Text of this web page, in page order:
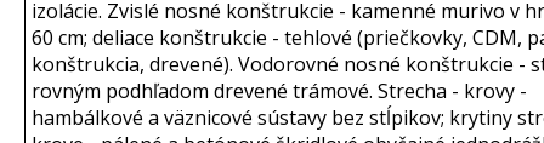
izolácie. Zvislé nosné konštrukcie - kamenné murivo v
60 cm; deliace konštrukcie - tehlové (priečkovky, CDM,
konštrukcia, drevené). Vodorovné nosné konštrukcie -
rovným podhľadom drevené trámové. Strecha - krovy -
hambálkové a väznicové sústavy bez stĺpikov; krytiny